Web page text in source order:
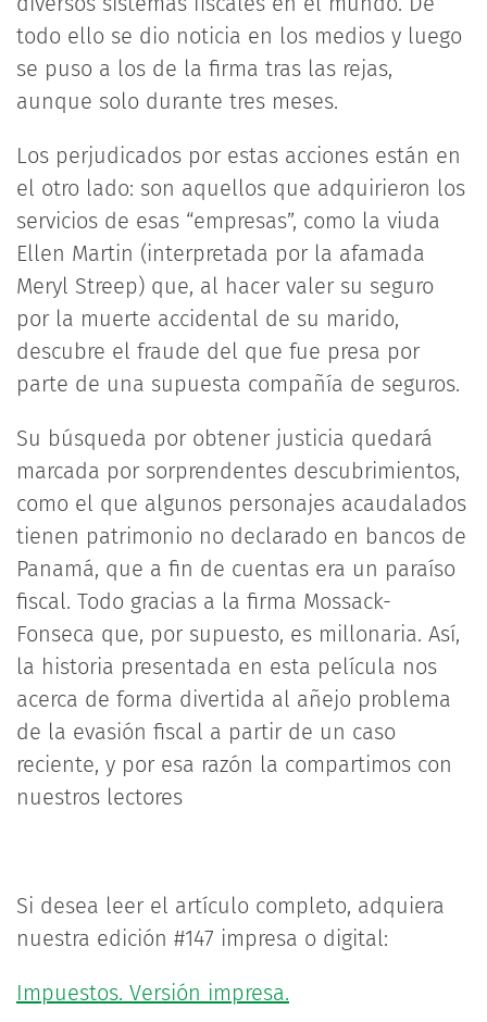
todo ello se dio noticia en los medios y luego
se puso a los de la firma tras las rejas,
aunque solo durante tres meses.
Los perjudicados por estas acciones están en
el otro lado: son aquellos que adquirieron los
servicios de esas “empresas”, como la viuda
Ellen Martin (interpretada por la afamada
Meryl Streep) que, al hacer valer su seguro
por la muerte accidental de su marido,
descubre el fraude del que fue presa por
parte de una supuesta compañía de seguros.
Su búsqueda por obtener justicia quedará
marcada por sorprendentes descubrimientos,
como el que algunos personajes acaudalados
tienen patrimonio no declarado en bancos de
Panamá, que a fin de cuentas era un paraíso
fiscal. Todo gracias a la firma Mossack-
Fonseca que, por supuesto, es millonaria. Así,
la historia presentada en esta película nos
acerca de forma divertida al añejo problema
de la evasión fiscal a partir de un caso
reciente, y por esa razón la compartimos con
nuestros lectores
Si desea leer el artículo completo, adquiera
nuestra edición #147 impresa o digital:
Impuestos. Versión impresa.